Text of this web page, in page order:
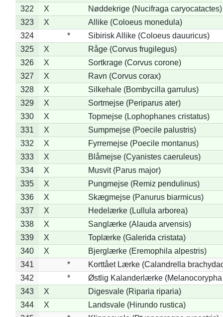
322
X
Nøddekrige (Nucifraga caryocatactes)
323
X
Allike (Coloeus monedula)
324
*
Sibirisk Allike (Coloeus dauuricus)
325
X
Råge (Corvus frugilegus)
326
X
Sortkrage (Corvus corone)
327
X
Ravn (Corvus corax)
328
X
Silkehale (Bombycilla garrulus)
329
X
Sortmejse (Periparus ater)
330
X
Topmejse (Lophophanes cristatus)
331
X
Sumpmejse (Poecile palustris)
332
X
Fyrremejse (Poecile montanus)
333
X
Blåmejse (Cyanistes caeruleus)
334
X
Musvit (Parus major)
335
X
Pungmejse (Remiz pendulinus)
336
X
Skægmejse (Panurus biarmicus)
337
X
Hedelærke (Lullula arborea)
338
X
Sanglærke (Alauda arvensis)
339
X
Toplærke (Galerida cristata)
340
X
Bjerglærke (Eremophila alpestris)
341
*
Korttået Lærke (Calandrella
342
*
Østlig Kalanderlærke (Melanocorypha
343
X
Digesvale (Riparia riparia)
344
X
Landsvale (Hirundo rustica)